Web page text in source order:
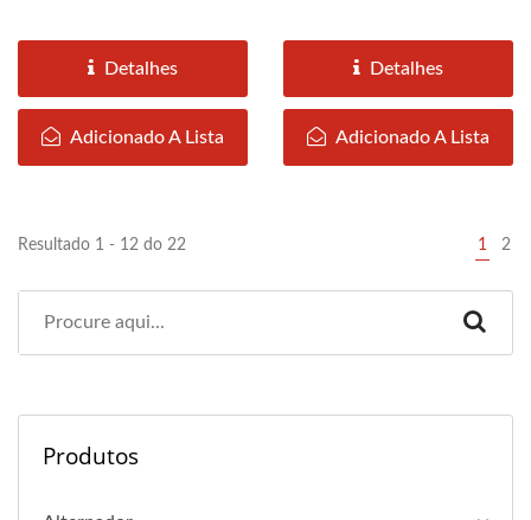
Detalhes
Adicionado A Lista
Detalhes
Adicionado A Lista
Resultado 1 - 12 do 22 1 2
Produtos